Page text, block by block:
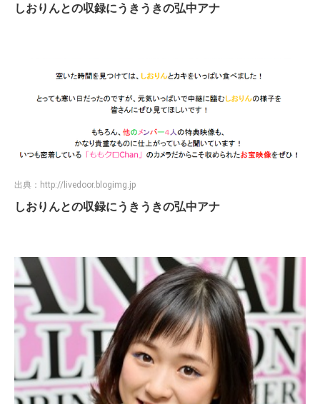
しおりんとの収録にうきうきの弘中アナ
出典： http://livedoor.blogimg.jp
しおりんとの収録にうきうきの弘中アナ